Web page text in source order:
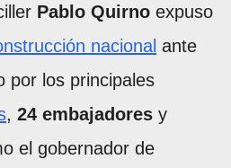
Pablo Quirno expuso
nacional ante
por los principales
, 24 embajadores y
el gobernador de